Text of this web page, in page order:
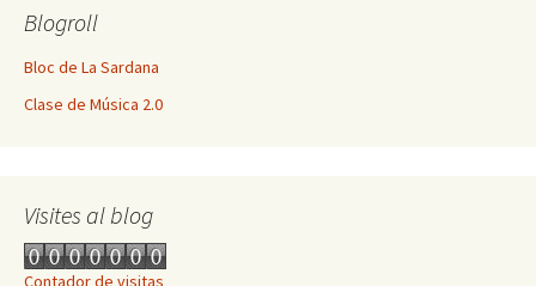
Blogroll
Bloc de La Sardana
Clase de Música 2.0
Visites al blog
Contador de visitas